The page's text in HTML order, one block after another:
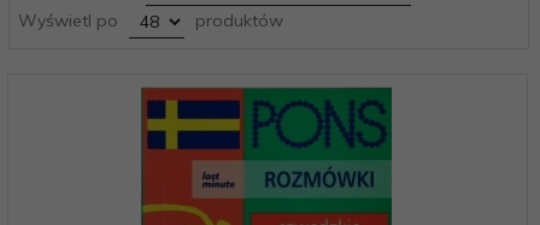
Wyświetl po
pop produktów